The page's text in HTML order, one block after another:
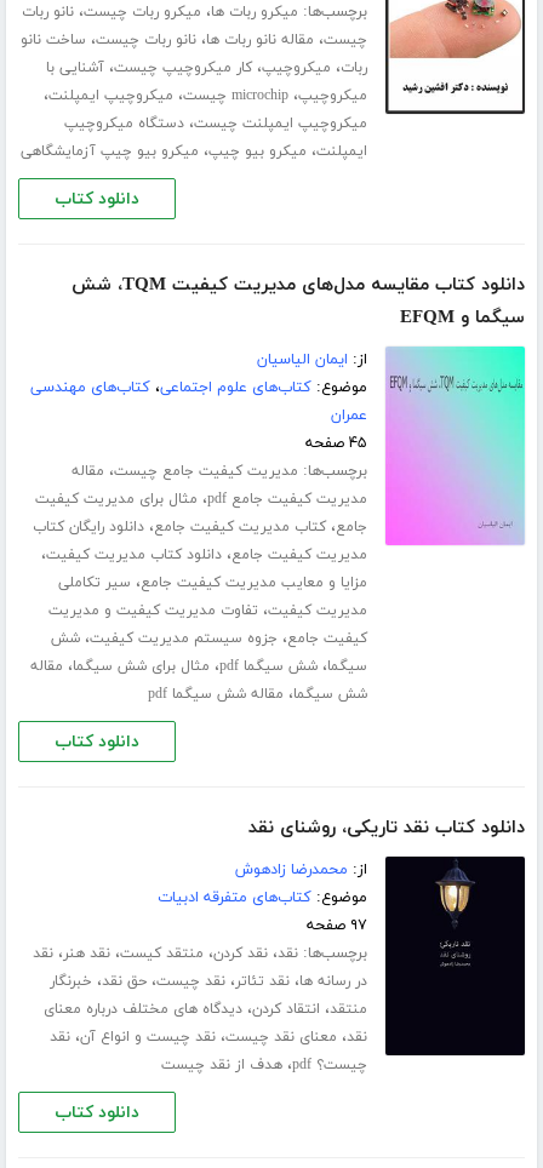
برچسب‌ها: میکرو ربات ها، میکرو ربات چیست،نانو ربات
چیست، مقاله نانو ربات ها،نانو ربات چیست، ساخت نانو
ربات، میکروچیپ،کار میکروچیپ چیست،آشنایی با
میکروچیپ،microchip چیست ، میکروچیپ ایمپلنت،
میکروچیپ ایمپلنت چیست،دستگاه میکروچیپ
ایمپلنت، میکرو بیو چیپ، میکرو بیو چیپ آزمایشگاهی
دانلود کتاب
دانلود کتاب مقایسه مدل‌های مدیریت کیفیت TQM، شش
سیگما و EFQM
از: ایمان الیاسیان
موضوع:کتاب‌های علوم اجتماعی،کتاب‌های مهندسی
عمران
۴۵ صفحه
برچسب‌ها: مدیریت کیفیت جامع چیست، مقاله
مدیریت کیفیت جامع pdf
، مثال برای مدیریت کیفیت
جامع،کتاب مدیریت کیفیت جامع،دانلود رایگان کتاب
مدیریت کیفیت جامع،دانلود کتاب مدیریت کیفیت،
مزایا و معایب مدیریت کیفیت جامع، سیر تکاملی
مدیریت کیفیت، تفاوت مدیریت کیفیت و مدیریت
کیفیت جامع، جزوه سیستم مدیریت کیفیت،شش
سیگما،شش سیگما pdf ، مثال برای شش سیگما، مقاله
شش سیگما، مقاله شش سیگما pdf
دانلود کتاب
دانلود کتاب نقد تاریکی، روشنای نقد
از: محمدرضا زادهوش
موضوع:کتاب‌های متفرقه ادبیات
۹۷ صفحه
برچسب‌ها:نقد،نقد کردن، منتقد کیست،نقد هنر،نقد
در رسانه ها،نقد تئاتر،نقد چیست،حق نقد، خبرنگار
منتقد، انتقاد کردن،دیدگاه های مختلف درباره معنای
نقد، معنای نقد چیست،نقد چیست و انواع آن،نقد
چیست؟ pdf
،هدف از نقد چیست
دانلود کتاب